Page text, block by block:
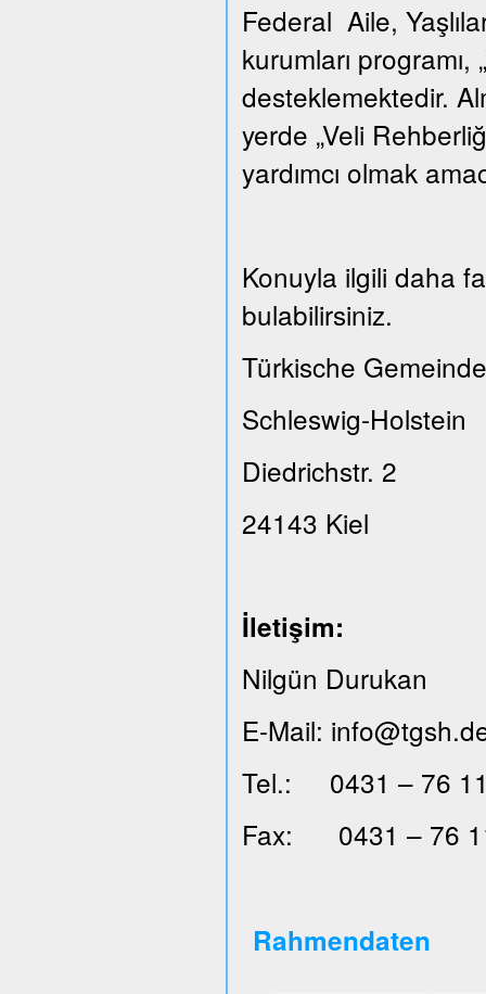
Federal Aile,
kurumları programı,
desteklemektedir.
yerde „Veli
yardımcı olmak
Konuyla ilgili daha
bulabilirsiniz.
Türkische
Schleswig-Holstein
Diedrichstr. 2
24143 Kiel
İletişim:
Nilgün Durukan
E-Mail:
Tel.: 0431 – 76
Fax: 0431 – 76
Rahmendaten